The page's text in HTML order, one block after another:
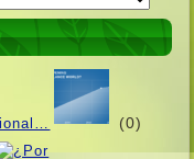
(0)